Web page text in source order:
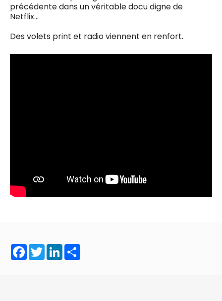
précédente dans un véritable docu digne de
Netflix…
Des volets print et radio viennent en renfort.
Facebook
TwitterLinkedIn